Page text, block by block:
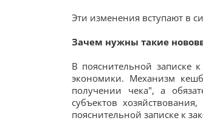
Эти изменения вступают в
Зачем нужны такие
В пояснительной записке
экономики. Механизм
получении чека", а
субъектов
пояснительной записке к